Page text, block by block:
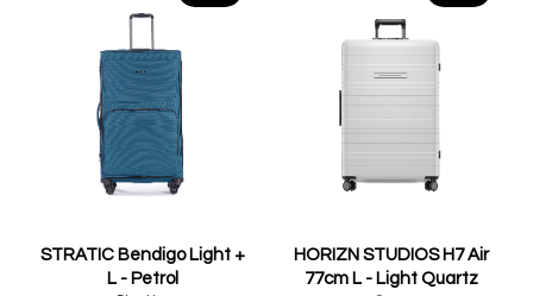
STRATIC Bendigo Light +
L - Petrol
HORIZN STUDIOS H7 Air
77cm L - Light Quartz